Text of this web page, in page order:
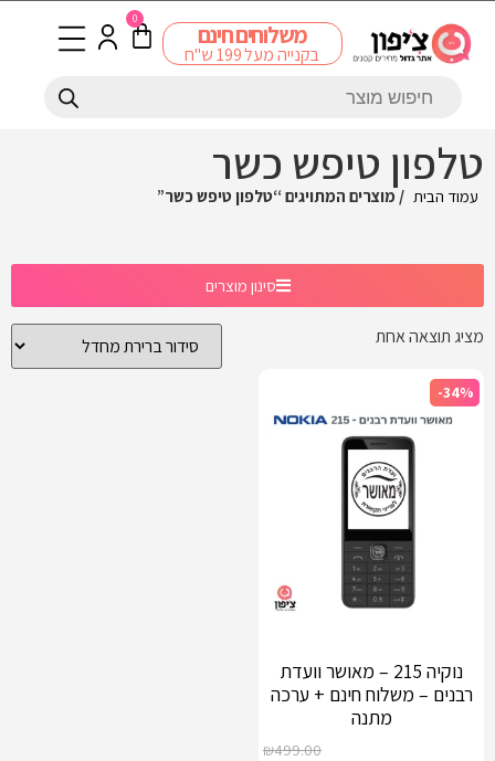
משלוחים חינם
בקנייה מעל 199 ש"ח
0
טלפון טיפש כשר
עמוד הבית / מוצרים המתויגים “טלפון טיפש כשר”
סינון מוצרים
מציג תוצאה אחת
-34%
נוקיה 215 – מאושר וועדת
רבנים – משלוח חינם + ערכה
מתנה
₪499.00